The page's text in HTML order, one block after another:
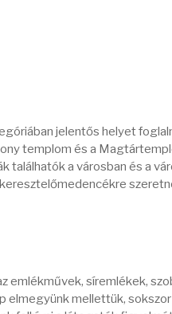
jelentős helyet
templom és a
találhatók a városban és a
emlékművek, síremlékek,
elmegyünk mellettük,